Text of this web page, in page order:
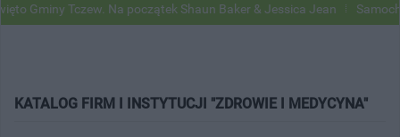
Gminy Tczew. Na początek Shaun Baker & Jessica Jean
KATALOG FIRM I INSTYTUCJI "ZDROWIE I MEDYCYNA"